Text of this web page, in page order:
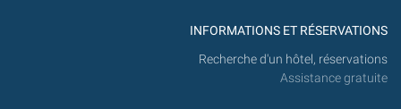
INFORMATIONS ET RÉSERVATIONS
Recherche d'un hôtel, réservations
Assistance gratuite